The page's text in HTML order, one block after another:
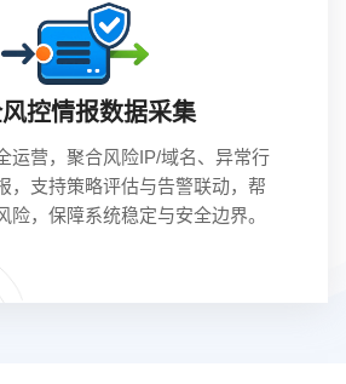
控情报数据采集
运营，聚合风险IP/域名、异常行
，支持策略评估与告警联动，帮
险，保障系统稳定与安全边界。